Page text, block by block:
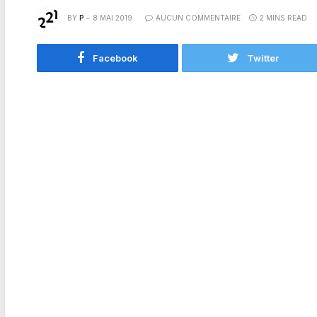
BY P 8 MAI 2019 AUCUN COMMENTAIRE 2 MINS READ
Facebook Twitter